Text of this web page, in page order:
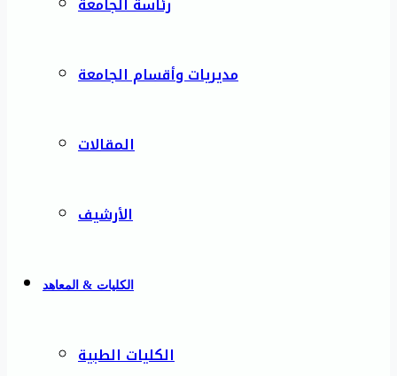
مديريات وأقسام الجامعة
المقالات
الأرشيف
الكليات & المعاهد
الكليات الطبية